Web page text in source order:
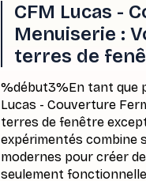
CFM Lucas -
Menuiserie :
terres de
%début3%En tant que
Lucas - Couverture
terres de fenêtre
expérimentés combine
modernes pour créer
seulement